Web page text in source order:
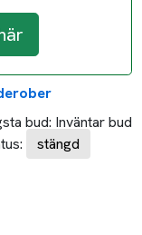
bud: Inväntar bud
stängd